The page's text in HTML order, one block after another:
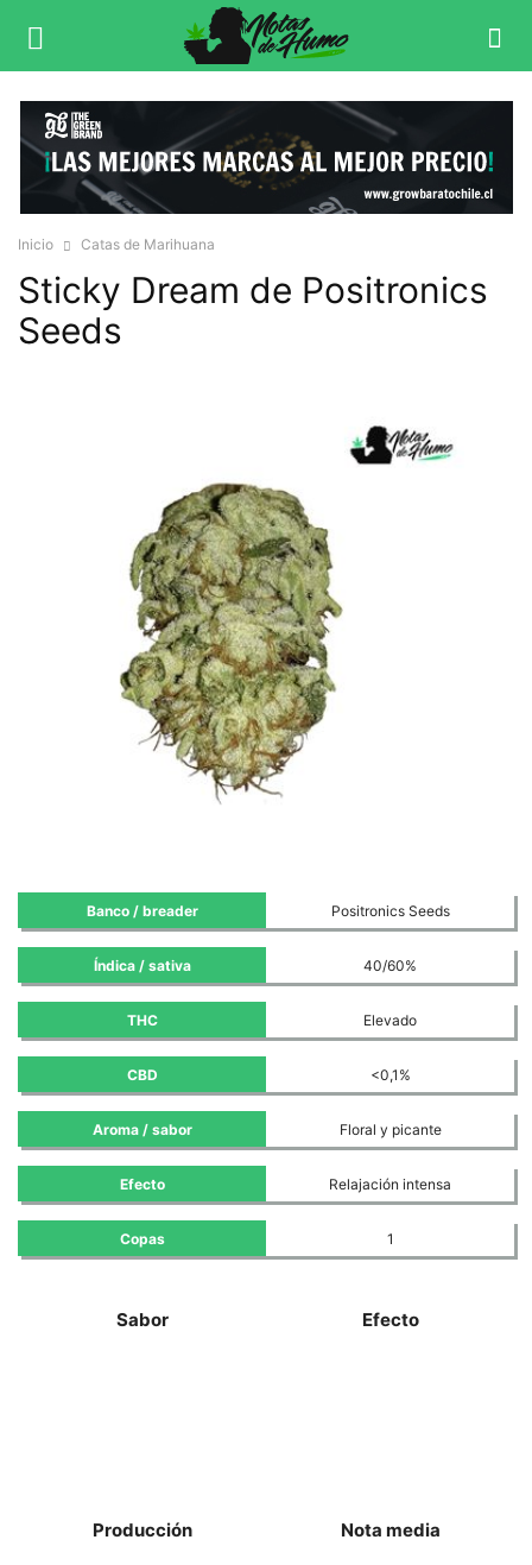
Inicio Catas de Marihuana
Sticky Dream de Positronics
Seeds
Banco / breader Positronics Seeds
Índica / sativa 40/60%
THC Elevado
CBD <0,1%
Aroma / sabor Floral y picante
Efecto Relajación intensa
Copas 1
Sabor Efecto
Producción Nota media